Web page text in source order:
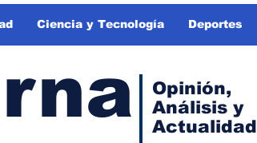
Ciencia y Tecnología Deportes
Opinión,
Análisis y
Actualidad